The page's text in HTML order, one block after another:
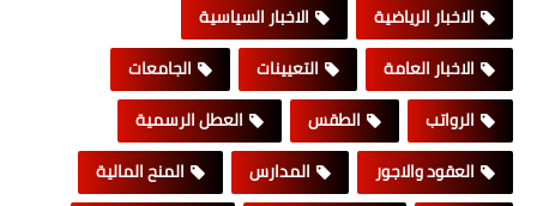
الاخبار الرياضية
الاخبار السياسية
الاخبار العامة
التعيينات
الجامعات
الرواتب
الطقس
العطل الرسمية
العقود والاجور
المدارس
المنح المالية